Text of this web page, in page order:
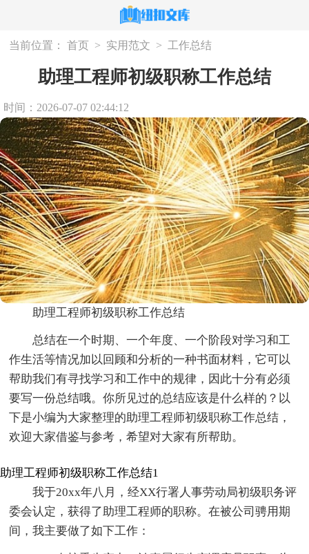
当前位置： 首页 > 实用范文 > 工作总结
助理工程师初级职称工作总结
时间：2026-07-07 02:44:12
助理工程师初级职称工作总结
总结在一个时期、一个年度、一个阶段对学习和工
作生活等情况加以回顾和分析的一种书面材料，它可以
帮助我们有寻找学习和工作中的规律，因此十分有必须
要写一份总结哦。你所见过的总结应该是什么样的？以
下是小编为大家整理的助理工程师初级职称工作总结，
欢迎大家借鉴与参考，希望对大家有所帮助。
助理工程师初级职称工作总结1
我于20xx年八月，经XX行署人事劳动局初级职务评
委会认定，获得了助理工程师的职称。在被公司骋用期
间，我主要做了如下工作：